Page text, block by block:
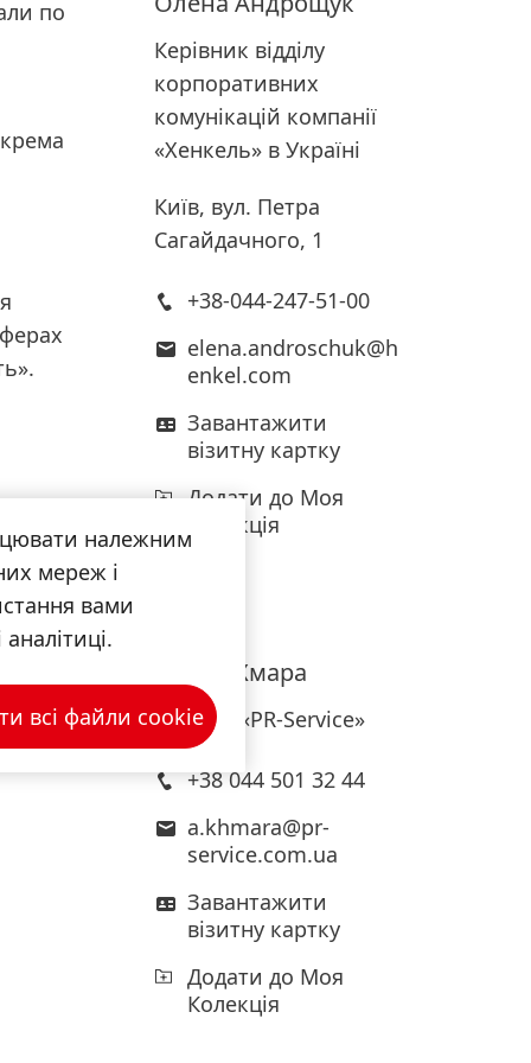
по
Керівник відділу
корпоративних
комунікацій компанії
«Хенкель» в Україні
Київ, вул. Петра
Сагайдачного, 1
+38-044-247-51-00
elena.androschuk@h
enkel.com
Завантажити
візитну картку
Додати до Моя
Колекція
Хмара
Агенція «PR-Service»
+38 044 501 32 44
a.khmara@pr-
service.com.ua
Завантажити
візитну картку
Додати до Моя
Колекція
належним
мереж і
вами
всі файли сookie